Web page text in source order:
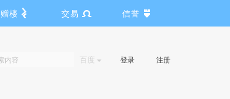
赠楼 交易 信誉
百度 登录 注册